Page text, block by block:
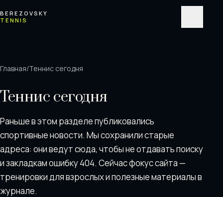
BEREZOVSKY
TENNIS
Главная/Теннис сегодня
Теннис сегодня
Раньше в этом разделе публиковались
спортивные новости. Мы сохранили старые
адреса: они ведут сюда, чтобы не отдавать поискy
и закладкам ошибку 404. Сейчас фокус сайта —
тренировки для взрослых и полезные материалы в
журнале.